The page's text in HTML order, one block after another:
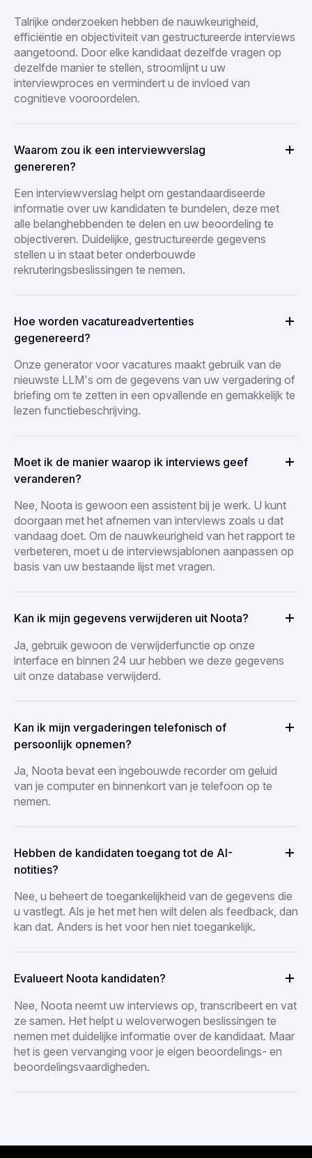
Talrijke onderzoeken hebben de nauwkeurigheid,
efficiëntie en objectiviteit van gestructureerde interviews
aangetoond. Door elke kandidaat dezelfde vragen op
dezelfde manier te stellen, stroomlijnt u uw
interviewproces en vermindert u de invloed van
cognitieve vooroordelen.
Waarom zou ik een interviewverslag
genereren?
Een interviewverslag helpt om gestandaardiseerde
informatie over uw kandidaten te bundelen, deze met
alle belanghebbenden te delen en uw beoordeling te
objectiveren. Duidelijke, gestructureerde gegevens
stellen u in staat beter onderbouwde
rekruteringsbeslissingen te nemen.
Hoe worden vacatureadvertenties
gegenereerd?
Onze generator voor vacatures maakt gebruik van de
nieuwste LLM's om de gegevens van uw vergadering of
briefing om te zetten in een opvallende en gemakkelijk te
lezen functiebeschrijving.
Moet ik de manier waarop ik interviews geef
veranderen?
Nee, Noota is gewoon een assistent bij je werk. U kunt
doorgaan met het afnemen van interviews zoals u dat
vandaag doet. Om de nauwkeurigheid van het rapport te
verbeteren, moet u de interviewsjablonen aanpassen op
basis van uw bestaande lijst met vragen.
Kan ik mijn gegevens verwijderen uit Noota?
Ja, gebruik gewoon de verwijderfunctie op onze
interface en binnen 24 uur hebben we deze gegevens
uit onze database verwijderd.
Kan ik mijn vergaderingen telefonisch of
persoonlijk opnemen?
Ja, Noota bevat een ingebouwde recorder om geluid
van je computer en binnenkort van je telefoon op te
nemen.
Hebben de kandidaten toegang tot de AI-
notities?
Nee, u beheert de toegankelijkheid van de gegevens die
u vastlegt. Als je het met hen wilt delen als feedback, dan
kan dat. Anders is het voor hen niet toegankelijk.
Evalueert Noota kandidaten?
Nee, Noota neemt uw interviews op, transcribeert en vat
ze samen. Het helpt u weloverwogen beslissingen te
nemen met duidelijke informatie over de kandidaat. Maar
het is geen vervanging voor je eigen beoordelings- en
beoordelingsvaardigheden.